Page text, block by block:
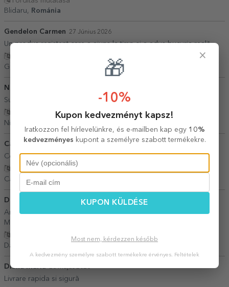
Blidaru,
Románia
Gendelon Carmen 27 Június 2026
Un produs rezistent care a ajuns la timp și a adus bucuria reală.
Gendelon Carmen,
Nicușor
Surpriza
Fordítás mutatása
Nicușor,
Camelia 27 Június 2026
Codourile sunt ingenioase
Fordítás mutatása
Camelia,
Románia
Dana
Am primit exact ce am comandat iar livrarea a fost rapida!
Multumesc!
Dana,
Diana Maria 28 Május 2026
Livrare rapida si sigură
×
🎁
-10%
Kupon kedvezményt kapsz!
Iratkozzon fel hírlevelünkre, és e-mailben kap egy 10%
kedvezményes kupont a személyre szabott termékekre.
KUPON KÜLDÉSE
Most nem, kérdezzen később
A kedvezmény személyre szabott termékekre érvényes. Feltételek